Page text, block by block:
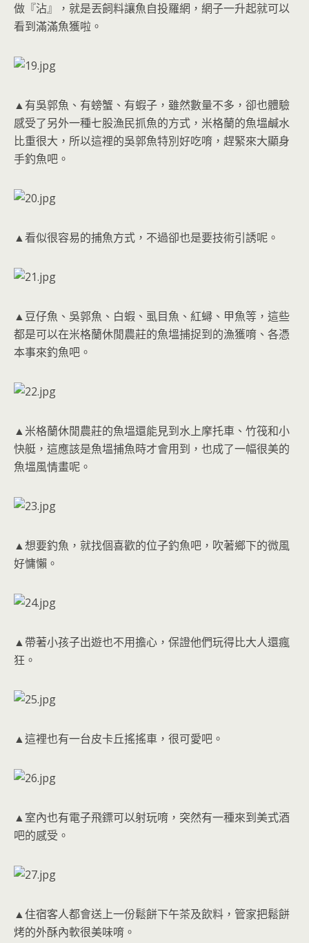
做『沾』，就是丟飼料讓魚自投羅網，網子一升起就可以
看到滿滿魚獲啦。
▲有吳郭魚、有螃蟹、有蝦子，雖然數量不多，卻也體驗
感受了另外一種七股漁民抓魚的方式，米格蘭的魚塭鹹水
比重很大，所以這裡的吳郭魚特別好吃唷，趕緊來大顯身
手釣魚吧。
▲看似很容易的捕魚方式，不過卻也是要技術引誘呢。
▲豆仔魚、吳郭魚、白蝦、虱目魚、紅蟳、甲魚等，這些
都是可以在米格蘭休閒農莊的魚塭捕捉到的漁獲唷、各憑
本事來釣魚吧。
▲米格蘭休閒農莊的魚塭還能見到水上摩托車、竹筏和小
快艇，這應該是魚塭捕魚時才會用到，也成了一幅很美的
魚塭風情畫呢。
▲想要釣魚，就找個喜歡的位子釣魚吧，吹著鄉下的微風
好慵懶。
▲帶著小孩子出遊也不用擔心，保證他們玩得比大人還瘋
狂。
▲這裡也有一台皮卡丘搖搖車，很可愛吧。
▲室內也有電子飛鏢可以射玩唷，突然有一種來到美式酒
吧的感受。
▲住宿客人都會送上一份鬆餅下午茶及飲料，管家把鬆餅
烤的外酥內軟很美味唷。